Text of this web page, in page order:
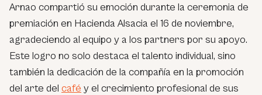
Arnao compartió su emoción durante la ceremonia de
premiación en Hacienda Alsacia el 16 de noviembre,
agradeciendo al equipo y a los partners por su apoyo.
Este logro no solo destaca el talento individual, sino
también la dedicación de la compañía en la promoción
del arte del café y el crecimiento profesional de sus